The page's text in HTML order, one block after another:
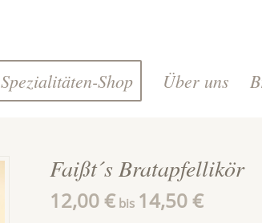
Spezialitäten-Shop Über uns
Faißt´s Bratapfellikör
12,00€ bis 14,50€